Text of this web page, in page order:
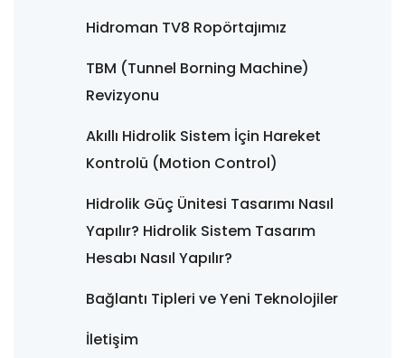
Hidroman TV8 Ropörtajımız
TBM (Tunnel Borning Machine)
Revizyonu
Akıllı Hidrolik Sistem İçin Hareket
Kontrolü (Motion Control)
Hidrolik Güç Ünitesi Tasarımı Nasıl
Yapılır? Hidrolik Sistem Tasarım
Hesabı Nasıl Yapılır?
Bağlantı Tipleri ve Yeni Teknolojiler
İletişim